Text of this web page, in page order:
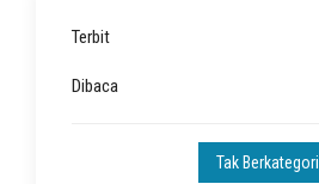
Terbit
Dibaca
Tak Berkategori